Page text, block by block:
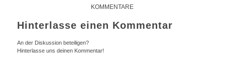
KOMMENTARE
Hinterlasse einen Kommentar
An der Diskussion beteiligen?
Hinterlasse uns deinen Kommentar!